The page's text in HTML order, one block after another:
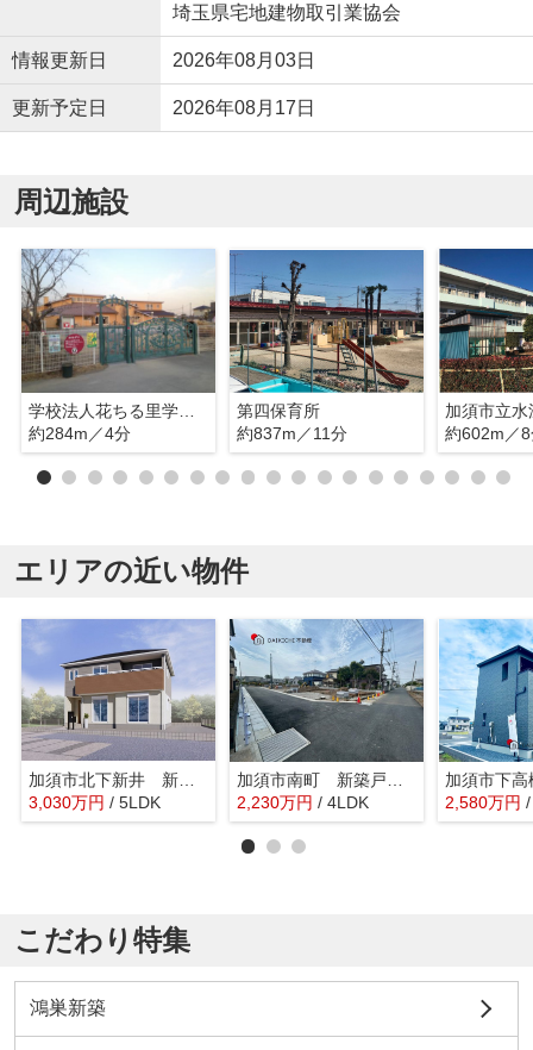
埼玉県宅地建物取引業協会
情報更新日 2026年08月03日
更新予定日 2026年08月17日
周辺施設
学校法人花ちる里学園花咲幼稚園
約284m／4分
第四保育所
約837m／11分
加須市立水
約602m／
エリアの近い物件
加須市北下新井 新築戸建 全5棟 3号棟
3,030万円 / 5LDK
加須市南町 新築戸建 全5棟 5号棟
2,230万円 / 4LDK 2,580万円
こだわり特集
鴻巣新築